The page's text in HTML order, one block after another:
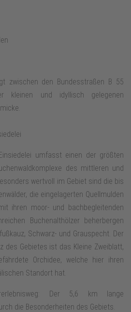
zwischen den Bundesstraßen B 55
und idyllisch gelegenen
umfasst einen der größten
des mittleren und
wertvoll im Gebiet sind die bis
die eingelagerten Quellmulden
ihren moor- und bachbegleitenden
Buchenalthölzer beherbergen
Schwarz- und Grauspecht. Der
des Gebietes ist das Kleine Zweiblatt,
Orchidee, welche hier ihren
Standort hat.
Der 5,6 km lange
die Besonderheiten des Gebiets.